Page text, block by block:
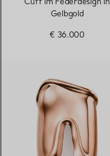
Gelbgold
€ 36.000